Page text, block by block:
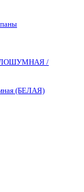
/
(БЕЛАЯ)